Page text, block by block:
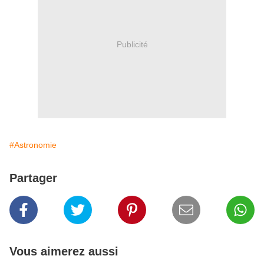
Publicité
#Astronomie
Partager
Vous aimerez aussi